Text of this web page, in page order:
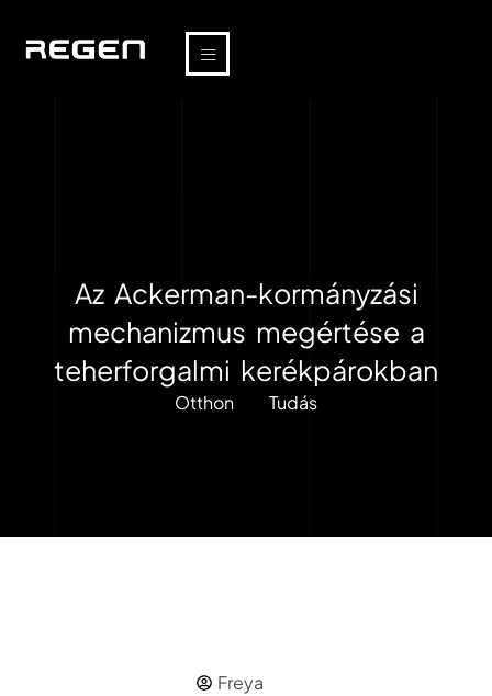
Az Ackerman-kormányzási
mechanizmus megértése a
teherforgalmi kerékpárokban
Otthon Tudás
Freya